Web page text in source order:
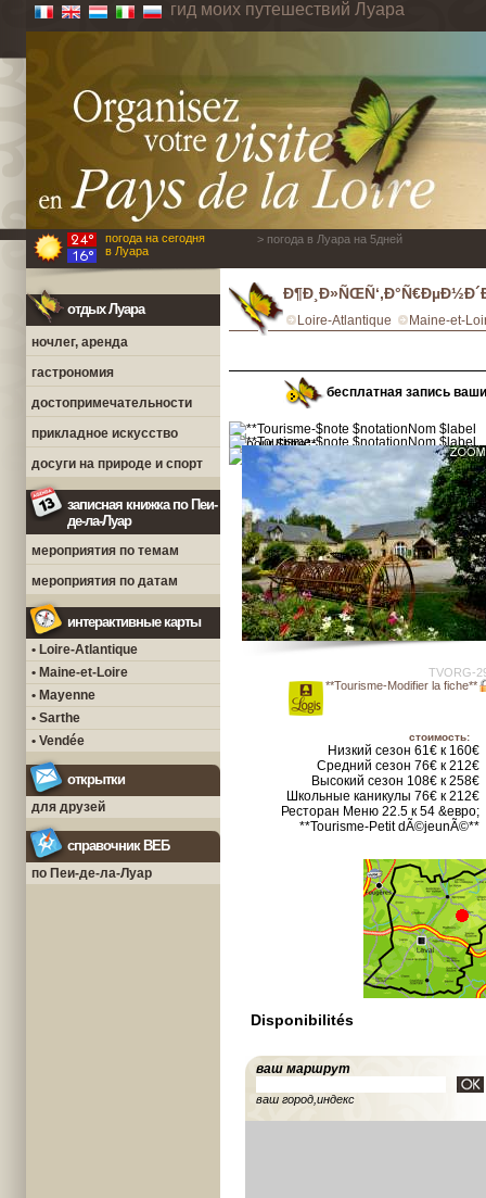
гид моих путешествий Луара
погода на сегодня
в Луара
> погода в Луара на 5дней
отдых Луара
ночлег, аренда
гастрономия
достопримечательности
прикладное искусство
досуги на природе и спорт
записная книжка по Пеи-
де-ла-Луар
мероприятия по темам
мероприятия по датам
интерактивные карты
• Loire-Atlantique
• Maine-et-Loire
• Mayenne
• Sarthe
• Vendée
открытки
для друзей
справочник ВЕБ
по Пеи-де-ла-Луар
Loire-Atlantique Maine-et-
бесплатная запись
TVORG-
**Tourisme-Modifier la fiche**
стоимость:
Низкий сезон 61€ к 160€
Средний сезон 76€ к 212€
Высокий сезон 108€ к 258€
Школьные каникулы 76€ к 212€
Ресторан Меню 22.5 к 54 &евро;
**Tourisme-Petit dÃ©jeunÃ©**
Disponibilités
ваш маршрут
ваш город,индекс